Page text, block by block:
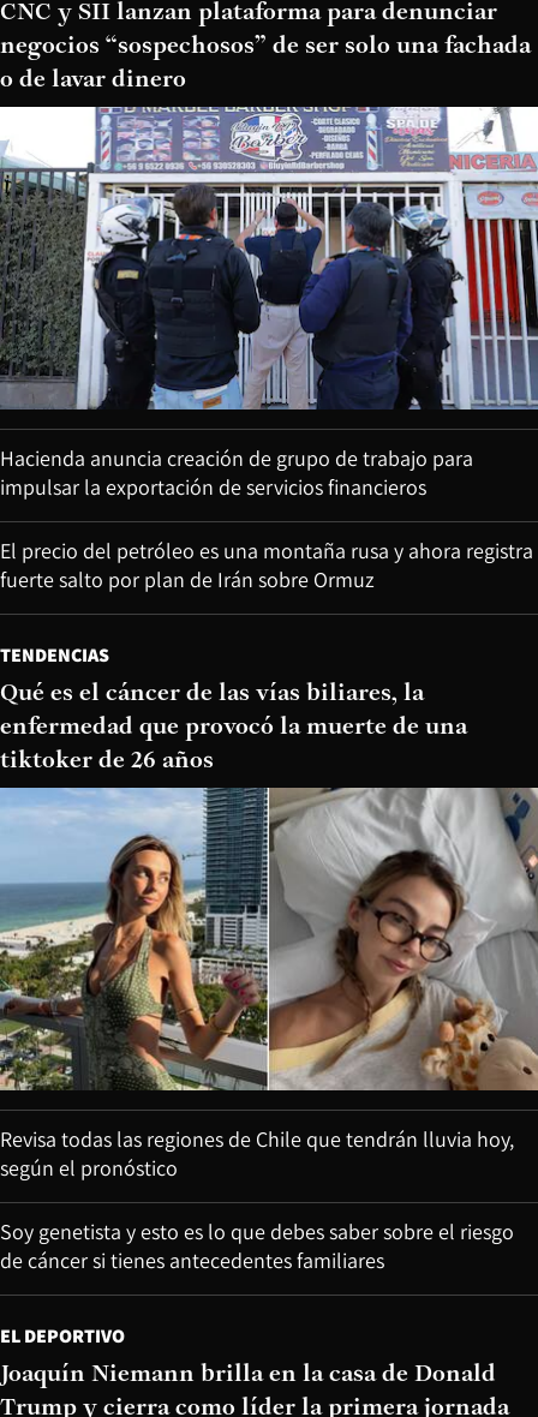
CNC y SII lanzan plataforma para denunciar
negocios “sospechosos” de ser solo una fachada
o de lavar dinero
Hacienda anuncia creación de grupo de trabajo para
impulsar la exportación de servicios financieros
El precio del petróleo es una montaña rusa y ahora registra
fuerte salto por plan de Irán sobre Ormuz
TENDENCIAS
Qué es el cáncer de las vías biliares, la
enfermedad que provocó la muerte de una
tiktoker de 26 años
Revisa todas las regiones de Chile que tendrán lluvia hoy,
según el pronóstico
Soy genetista y esto es lo que debes saber sobre el riesgo
de cáncer si tienes antecedentes familiares
EL DEPORTIVO
Joaquín Niemann brilla en la casa de Donald
Trump y cierra como líder la primera jornada